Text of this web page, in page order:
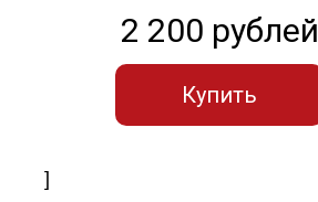
2 200 рублей
Купить
]